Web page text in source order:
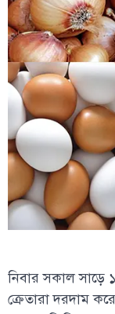
নিবার সকাল সাড়ে
ক্রেতারা দরদাম